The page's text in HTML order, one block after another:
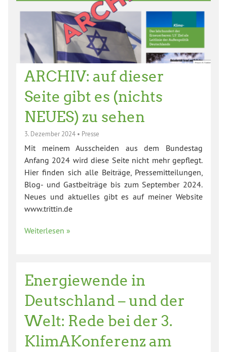
ARCHIV: auf dieser
Seite gibt es (nichts
NEUES) zu sehen
3. Dezember 2024 • Presse
Mit meinem Ausscheiden aus dem Bundestag
Anfang 2024 wird diese Seite nicht mehr gepflegt.
Hier finden sich alle Beiträge, Pressemitteilungen,
Blog- und Gastbeiträge bis zum September 2024.
Neues und aktuelles gibt es auf meiner Website
www.trittin.de
Weiterlesen »
Energiewende in
Deutschland – und der
Welt: Rede bei der 3.
KlimAKonferenz am